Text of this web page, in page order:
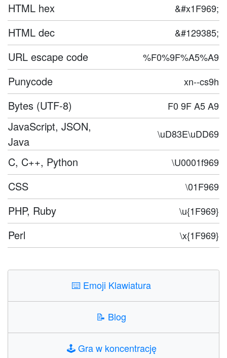
HTML hex &#x1F969;
HTML dec &#129385;
URL escape code %F0%9F%A5%A9
Punycode xn--cs9h
Bytes (UTF-8) F0 9F A5 A9
JavaScript, JSON,
Java
\uD83E\uDD69
C, C++, Python \U0001f969
CSS \01F969
PHP, Ruby \u{1F969}
Perl \x{1F969}
⌨️ Emoji Klawiatura
📝 Blog
🕹️Gra w koncentrację